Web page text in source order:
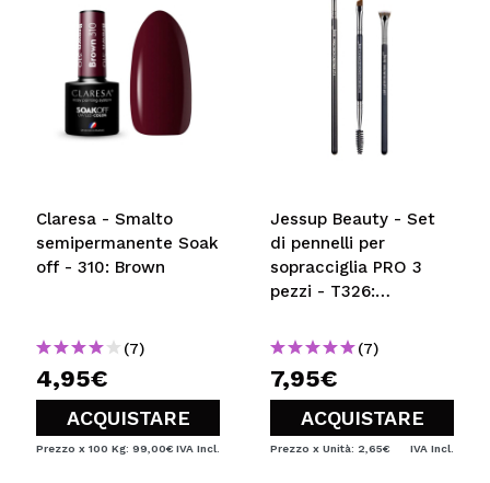
Claresa - Smalto
semipermanente Soak
off - 310: Brown
(7)
4,95€
ACQUISTARE
Prezzo x 100 Kg: 99,00€ IVA Incl.
Jessup Beauty - Set
di pennelli per
sopracciglia PRO 3
pezzi - T326:
(7)
7,95€
ACQUISTARE
Prezzo x Unità: 2,65€ IVA Incl.